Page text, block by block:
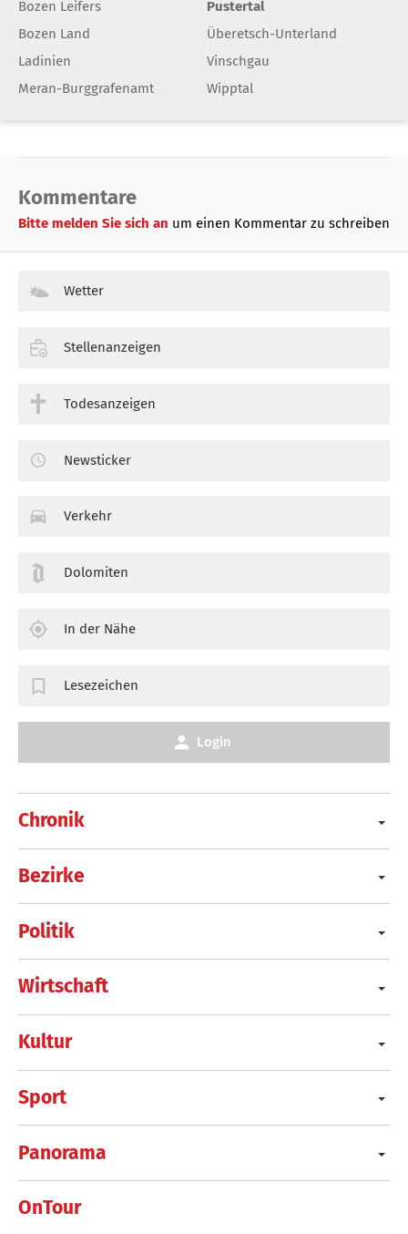
Bozen Leifers
Bozen Land
Ladinien
Meran-Burggrafenamt
Pustertal
Überetsch-Unterland
Vinschgau
Wipptal
Kommentare
Bitte melden Sie sich an um einen Kommentar zu schreiben
Chronik
Bezirke
Politik
Wirtschaft
Kultur
Sport
Panorama
OnTour
Wetter
Stellenanzeigen
Todesanzeigen
Newsticker
Verkehr
Dolomiten
In der Nähe
Lesezeichen
Login